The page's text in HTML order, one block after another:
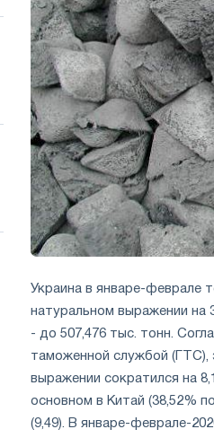
Украина в январе-феврале
натуральном выражении на
- до 507,476 тыс. тонн.
таможенной службой (ГТС),
выражении сократился на
основном в Китай (38,52%
(9,49). В январе-феврале-